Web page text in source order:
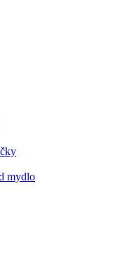
mydlo